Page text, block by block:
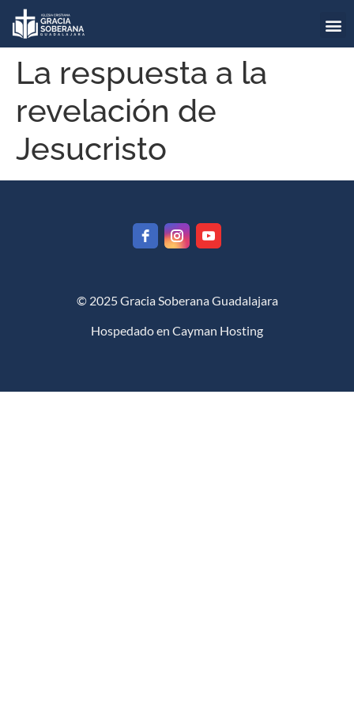
La respuesta a la
revelación de
Jesucristo
© 2025 Gracia Soberana Guadalajara
Hospedado en Cayman Hosting